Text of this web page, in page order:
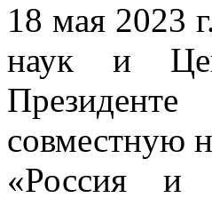
18 мая 2023
наук и
совместную
«Россия и